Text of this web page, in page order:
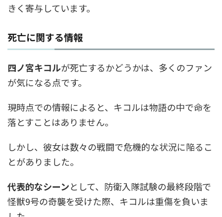
きく寄与しています。
死亡に関する情報
四ノ宮キコルが死亡するかどうかは、多くのファン
が気になる点です。
現時点での情報によると、キコルは物語の中で命を
落とすことはありません。
しかし、彼女は数々の戦闘で危機的な状況に陥るこ
とがありました。
代表的なシーンとして、防衛入隊試験の最終段階で
怪獣9号の奇襲を受けた際、キコルは重傷を負いま